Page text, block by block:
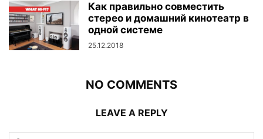
Как правильно совместить
стерео и домашний кинотеатр в
одной системе
25.12.2018
NO COMMENTS
LEAVE A REPLY